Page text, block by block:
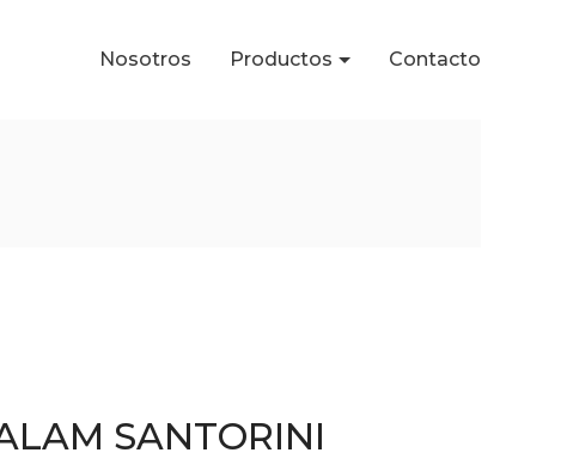
Nosotros Productos Contacto
SANTORINI